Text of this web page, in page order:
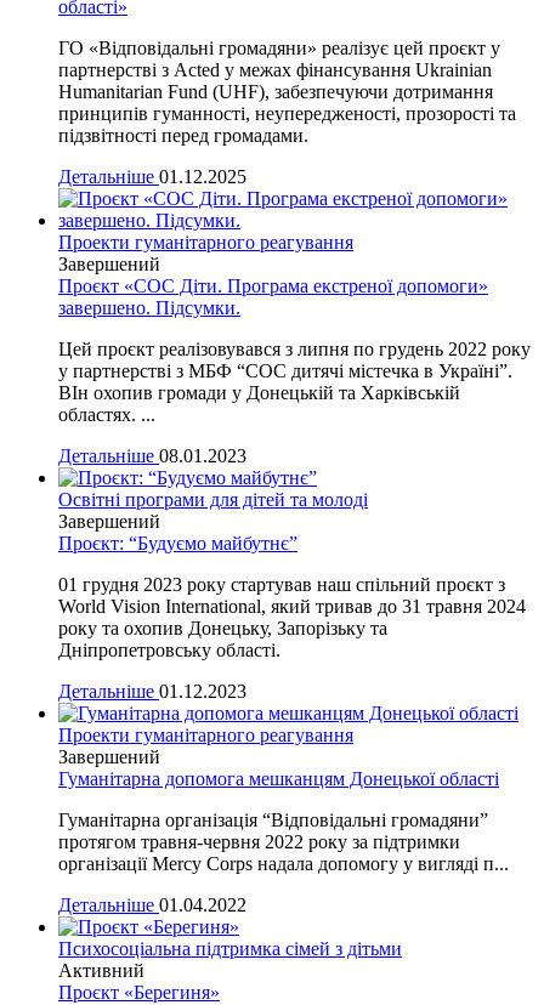
області»
ГО «Відповідальні громадяни» реалізує цей проєкт у
партнерстві з Acted у межах фінансування Ukrainian
Humanitarian Fund (UHF), забезпечуючи дотримання
принципів гуманності, неупередженості, прозорості та
підзвітності перед громадами.
Детальніше 01.12.2025
Проекти гуманітарного реагування
Завершений
Проєкт «СОС Діти. Програма екстреної допомоги»
завершено. Підсумки.
Цей проєкт реалізовувався з липня по грудень 2022 року
у партнерстві з МБФ “СОС дитячі містечка в Україні”.
ВІн охопив громади у Донецькій та Харківській
областях. ...
Детальніше 08.01.2023
Освітні програми для дітей та молоді
Завершений
Проєкт: “Будуємо майбутнє”
01 грудня 2023 року стартував наш спільний проєкт з
World Vision International, який тривав до 31 травня 2024
року та охопив Донецьку, Запорізьку та
Дніпропетровську області.
Детальніше 01.12.2023
Проекти гуманітарного реагування
Завершений
Гуманітарна допомога мешканцям Донецької області
Гуманітарна організація “Відповідальні громадяни”
протягом травня-червня 2022 року за підтримки
організації Mercy Corps надала допомогу у вигляді п...
Детальніше 01.04.2022
Психосоціальна підтримка сімей з дітьми
Активний
Проєкт «Берегиня»